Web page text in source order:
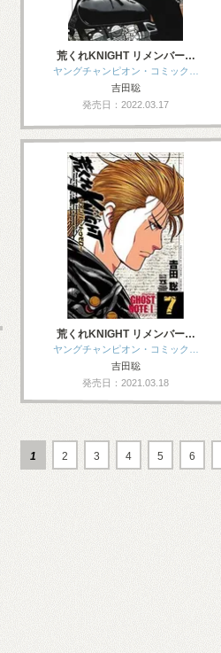
荒くれKNIGHT リメンバー…
ヤングチャンピオン・コミック…
吉田聡
発売日：2022.03.17
荒くれKNIGHT リメンバー…
ヤングチャンピオン・コミック…
吉田聡
発売日：2021.03.18
1 2 3 4 5 6